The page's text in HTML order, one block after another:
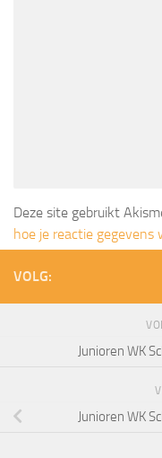
Deze site gebruikt
hoe je reactie
VOLG:
Junioren WK
Junioren WK